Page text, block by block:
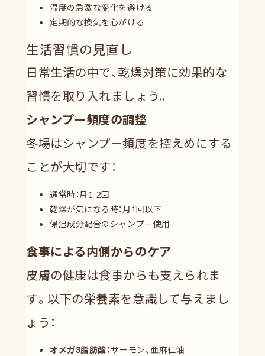
温度の急激な変化を避ける
定期的な換気を心がける
生活習慣の見直し
日常生活の中で、乾燥対策に効果的な
習慣を取り入れましょう。
シャンプー頻度の調整
冬場はシャンプー頻度を控えめにする
ことが大切です：
通常時：月1-2回
乾燥が気になる時：月1回以下
保湿成分配合のシャンプー使用
食事による内側からのケア
皮膚の健康は食事からも支えられま
す。以下の栄養素を意識して与えまし
ょう：
オメガ3脂肪酸：サーモン、亜麻仁油